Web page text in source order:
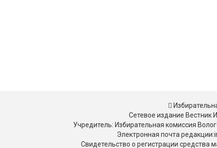
Сетевое издание Вестник
Учредитель: Избирательная комиссия
Электронная почта
Свидетельство о регистрации